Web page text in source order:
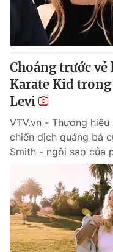
Thế giới đó đây
Câu chuyện quốc tế
Tài chính
Thị trường
Góc doanh nghiệp
Dữ liệu và đời sống
Truyền hình
Phim VTV
Hậu trường
Nhân vật
Giải sao mai
Giải trí
Điện ảnh
Âm nhạc
Sao
Đời sống
Làm đẹp
Chất lượng cuộc sống
Giáo dục
Tuyển sinh
Học trực tuyến
Công nghệ
Hitech Công nghệ
Giao lưu trực tuyến
Choáng trước
Karate Kid
Levi
VTV.vn - Thương
chiến dịch quảng bá
Smith - ngôi sao của